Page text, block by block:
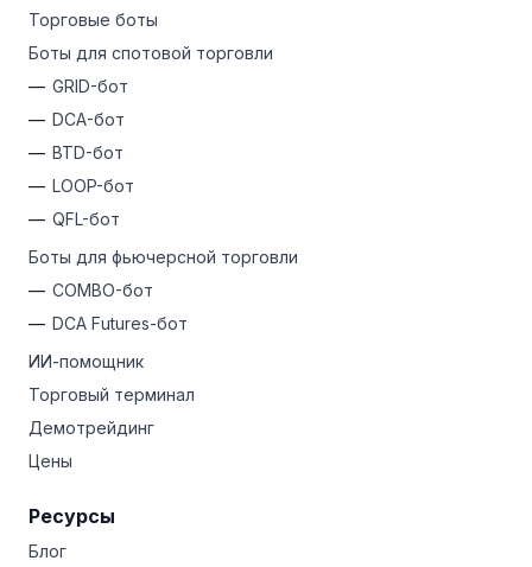
помогут вам быть в курсе последних цени ситуации
на рынке, чтобы вы могли скорректировать свою
стратегию на основе обновлений в реальном
Торговые боты
Боты для спотовой торговли
GRID-бот
DCA-бот
BTD-бот
LOOP-бот
QFL-бот
Боты для фьючерсной торговли
COMBO-бот
DCA Futures-бот
ИИ-помощник
Торговый терминал
Демотрейдинг
Цены
Ресурсы
Блог